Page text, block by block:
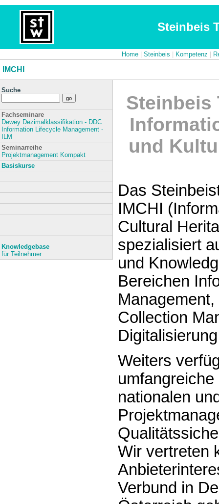
Steinbeis
Home Steinbeis Kompetenz
IMCHI
Suche
Fachseminare
Dewey Dezimalklassifikation - DDC
Information Lifecycle Management -
ILM
Seminarreihe
Projektmanagement Kompakt
Basiskurse
Knowledgebase
für Teilnehmer
Steinbeis
und
Das
IMCHI
Cultural
spezialisiert
und
Bereichen
Collection
Weiters
nationalen
Wir vertreten
Verbund in